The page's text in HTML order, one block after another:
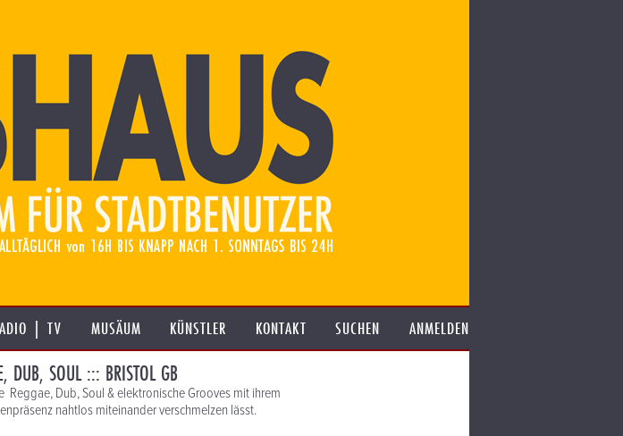
| TV MUSÄUM KÜNSTLER KONTAKT SUCHEN ANMELDEN
DUB, SOUL ::: BRISTOL GB
Reggae, Dub, Soul & elektronische Grooves mit ihrem
nahtlos miteinander verschmelzen lässt.